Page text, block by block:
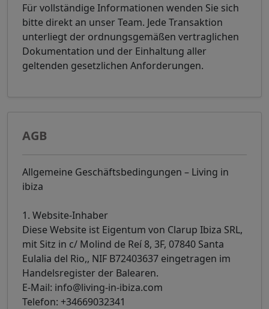
Für vollständige Informationen wenden Sie sich
bitte direkt an unser Team. Jede Transaktion
unterliegt der ordnungsgemäßen vertraglichen
Dokumentation und der Einhaltung aller
geltenden gesetzlichen Anforderungen.
AGB
Allgemeine Geschäftsbedingungen – Living in
ibiza
1. Website-Inhaber
Diese Website ist Eigentum von Clarup Ibiza SRL,
mit Sitz in c/ Molind de Reí 8, 3F, 07840 Santa
Eulalia del Rio,, NIF B72403637 eingetragen im
Handelsregister der Balearen.
E-Mail: info@living-in-ibiza.com
Telefon: +34669032341